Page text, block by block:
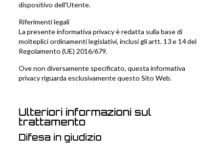
dispositivo dell'Utente.
Riferimenti legali
La presente informativa privacy è redatta sulla base di
molteplici ordinamenti legislativi, inclusi gli artt. 13 e 14 del
Regolamento (UE) 2016/679.
Ove non diversamente specificato, questa informativa
privacy riguarda esclusivamente questo Sito Web.
Ulteriori informazioni sul
trattamento
Difesa in giudizio